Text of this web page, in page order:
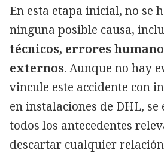
En esta etapa inicial, no se
ninguna posible causa,
técnicos, errores
externos. Aunque no hay
vincule este accidente con
en instalaciones de DHL,
todos los antecedentes
descartar cualquier